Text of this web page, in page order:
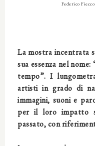
Federico
La mostra incentrata
sua essenza nel
tempo”. I
artisti in grado di
immagini, suoni e
per il loro impatto
passato, con